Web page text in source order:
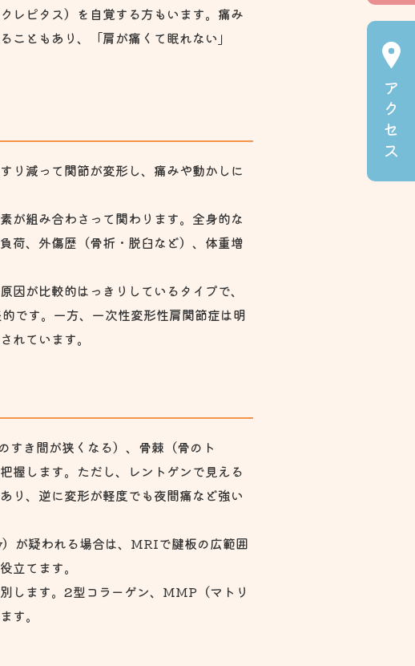
ア
ク
セ
ス
レピタス）を自覚する方もいます。痛み
ともあり、「肩が痛くて眠れない」
り減って関節が変形し、痛みや動かしに
が組み合わさって関わります。全身的な
荷、外傷歴（骨折・脱臼など）、体重増
が比較的はっきりしているタイプで、
す。一方、一次性変形性肩関節症は明
れています。
すき間が狭くなる）、骨棘（骨のト
握します。ただし、レントゲンで見える
り、逆に変形が軽度でも夜間痛など強い
疑われる場合は、MRIで腱板の広範囲
立てます。
します。2型コラーゲン、MMP（マトリ
す。